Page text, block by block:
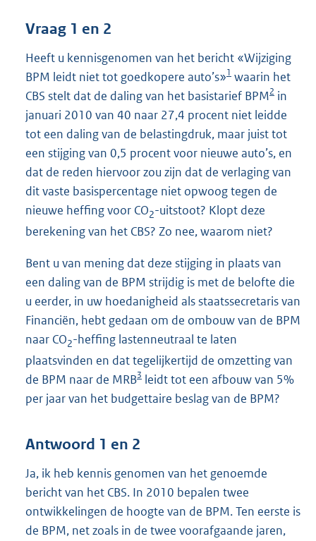
b
Vraag 1 en 2
Heeft u kennisgenomen van het bericht «Wijziging
BPM leidt niet tot goedkopere auto’s»1 waarin het
CBS stelt dat de daling van het basistarief BPM2 in
januari 2010 van 40 naar 27,4 procent niet leidde
tot een daling van de belastingdruk, maar juist tot
een stijging van 0,5 procent voor nieuwe auto’s, en
dat de reden hiervoor zou zijn dat de verlaging van
dit vaste basispercentage niet opwoog tegen de
nieuwe heffing voor CO2-uitstoot? Klopt deze
berekening van het CBS? Zo nee, waarom niet?
Bent u van mening dat deze stijging in plaats van
een daling van de BPM strijdig is met de belofte die
u eerder, in uw hoedanigheid als staatssecretaris van
Financiën, hebt gedaan om de ombouw van de BPM
naar CO2-heffing lastenneutraal te laten
plaatsvinden en dat tegelijkertijd de omzetting van
de BPM naar de MRB3 leidt tot een afbouw van 5%
per jaar van het budgettaire beslag van de BPM?
Antwoord 1 en 2
Ja, ik heb kennis genomen van het genoemde
bericht van het CBS. In 2010 bepalen twee
ontwikkelingen de hoogte van de BPM. Ten eerste is
de BPM, net zoals in de twee voorafgaande jaren,